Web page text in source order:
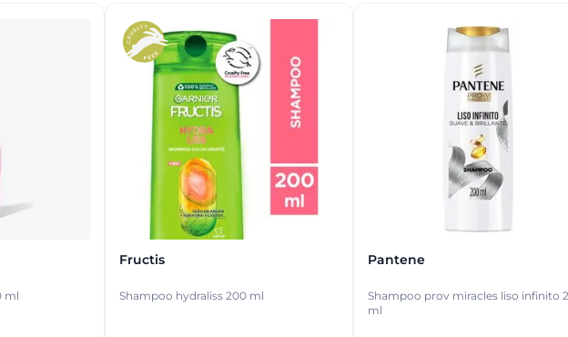
ml
Fructis
Shampoo hydraliss 200 ml
Pantene
Shampoo prov miracles liso infinito
ml